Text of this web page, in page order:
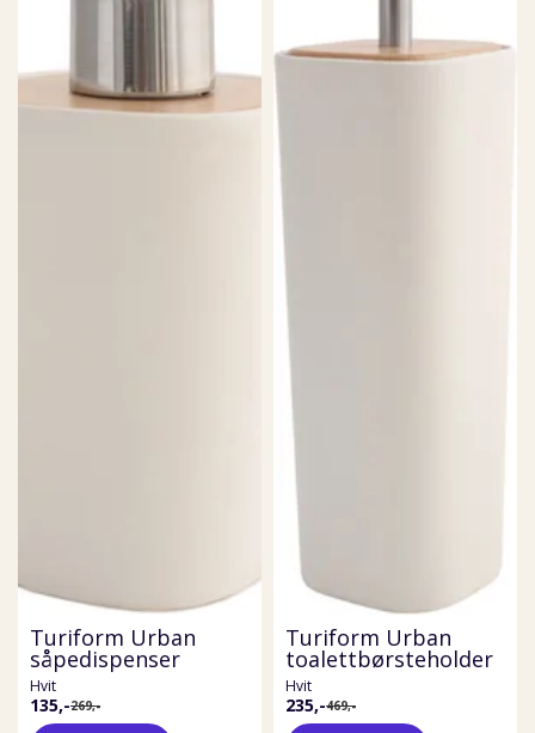
Turiform Urban
såpedispenser
Hvit
135,-269,-
Turiform Urban
toalettbørsteholder
Hvit
235,-469,-